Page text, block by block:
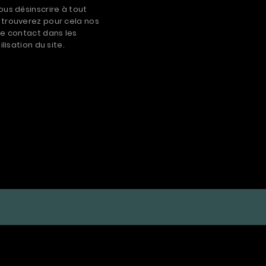
désinscrire à tout
pour cela nos
contact dans les
du site.